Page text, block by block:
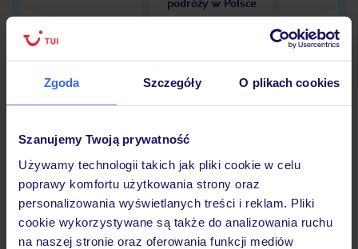
Zgoda Szczegóły O plikach cookies
Szanujemy Twoją prywatność
Używamy technologii takich jak pliki cookie w celu
poprawy komfortu użytkowania strony oraz
personalizowania wyświetlanych treści i reklam. Pliki
cookie wykorzystywane są także do analizowania ruchu
na naszej stronie oraz oferowania funkcji mediów
Hotel
Opinie
Pokoje